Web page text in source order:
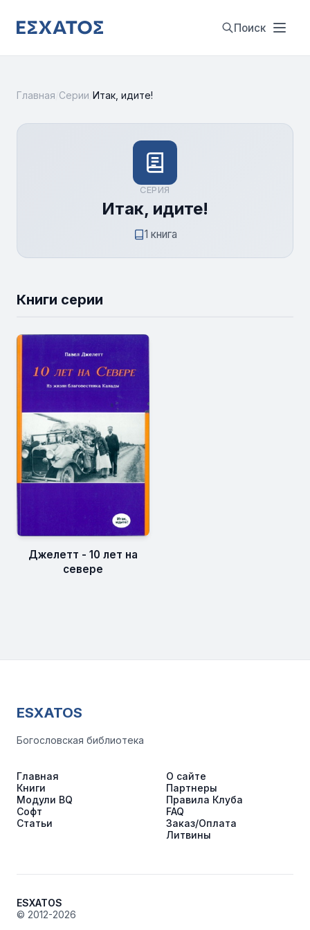
Поиск
Главная Серии Итак, идите!
СЕРИЯ
Итак, идите!
1 книга
Книги серии
Джелетт - 10 лет на
севере
ESXATOS
Богословская библиотека
Главная
Книги
Модули BQ
Софт
Статьи
О сайте
Партнеры
Правила Клуба
FAQ
Заказ/Оплата
Литвины
ESXATOS
© 2012-2026